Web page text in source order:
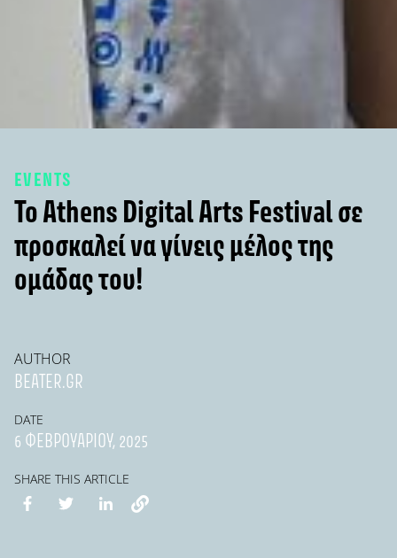
EVENTS
Το Athens Digital Arts Festival σε
προσκαλεί να γίνεις μέλος της
ομάδας του!
AUTHOR
BEATER.GR
DATE
6 ΦΕΒΡΟΥΑΡΊΟΥ, 2025
SHARE THIS ARTICLE